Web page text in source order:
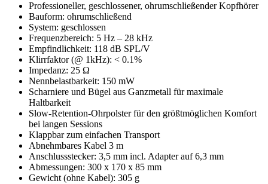
Professioneller, geschlossener, ohrumschließender Kopfhörer
Bauform: ohrumschließend
System: geschlossen
Frequenzbereich: 5 Hz – 28 kHz
Empfindlichkeit: 118 dB SPL/V
Klirrfaktor (@ 1kHz): < 0.1%
Impedanz: 25 Ω
Nennbelastbarkeit: 150 mW
Scharniere und Bügel aus Ganzmetall für maximale
Haltbarkeit
Slow-Retention-Ohrpolster für den größtmöglichen Komfort
bei langen Sessions
Klappbar zum einfachen Transport
Abnehmbares Kabel 3 m
Anschlussstecker: 3,5 mm incl. Adapter auf 6,3 mm
Abmessungen: 300 x 170 x 85 mm
Gewicht (ohne Kabel): 305 g